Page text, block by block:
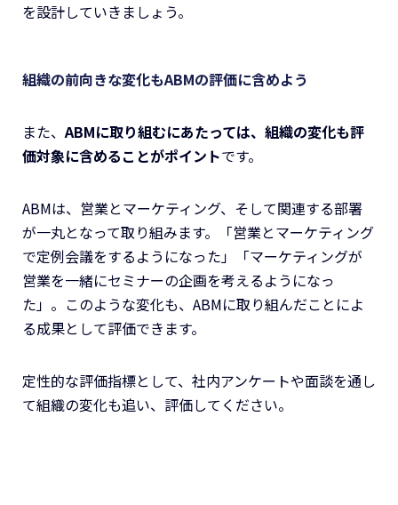
を設計していきましょう。
組織の前向きな変化もABMの評価に含めよう
また、ABMに取り組むにあたっては、組織の変化も評
価対象に含めることがポイントです。
ABMは、営業とマーケティング、そして関連する部署
が一丸となって取り組みます。「営業とマーケティング
で定例会議をするようになった」「マーケティングが
営業を一緒にセミナーの企画を考えるようになっ
た」。このような変化も、ABMに取り組んだことによ
る成果として評価できます。
定性的な評価指標として、社内アンケートや面談を通し
て組織の変化も追い、評価してください。